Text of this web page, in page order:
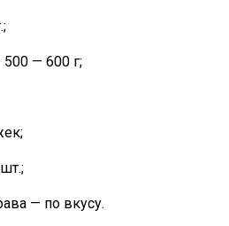
— 600 г;
— по вкусу.